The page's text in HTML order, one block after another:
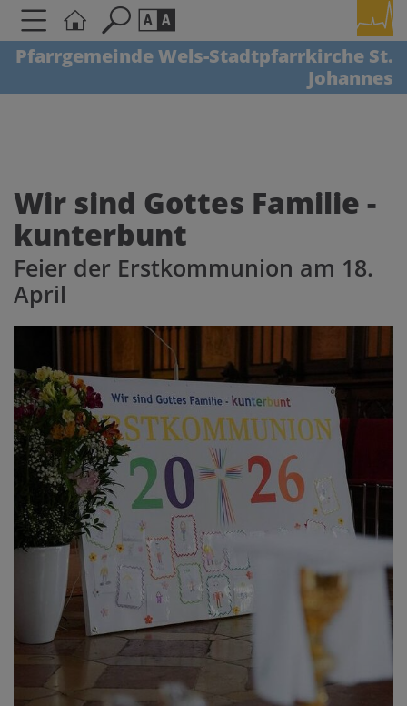
Pfarrgemeinde Wels-Stadtpfarrkirche St.
Johannes
A AA
Kontrasteinstellungen
A
Wir sind Gottes Familie -
kunterbunt
Feier der Erstkommunion am 18.
April